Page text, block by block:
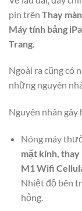
pin trên Thay
Máy tính bảng
Trang
Ngoài ra cũng có
những nguyên
Nguyên nhân gây
Nóng máy
mặt kính, thay
M1 Wifi
Nhiệt độ bên
hỏng.